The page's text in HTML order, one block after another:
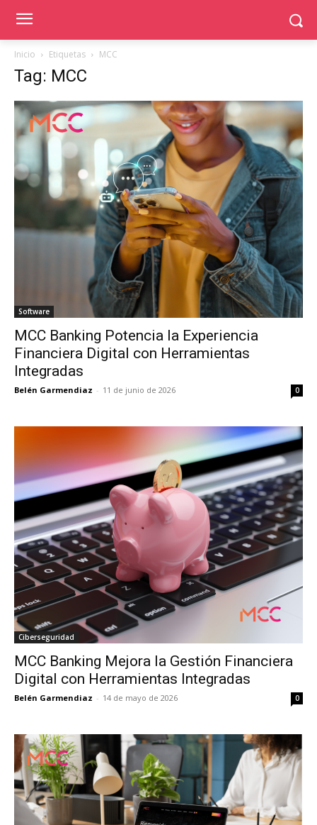
Inicio Etiquetas MCC
Tag: MCC
Software
MCC Banking Potencia la Experiencia
Financiera Digital con Herramientas
Integradas
Belén Garmendiaz - 11 de junio de 2026 0
Ciberseguridad
MCC Banking Mejora la Gestión Financiera
Digital con Herramientas Integradas
Belén Garmendiaz - 14 de mayo de 2026 0